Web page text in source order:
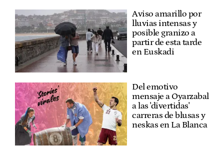
Aviso amarillo por
lluvias intensas y
posible granizo a
partir de esta tarde
en Euskadi
Del emotivo
mensaje a Oyarzabal
a las 'divertidas'
carreras de blusas y
neskas en La Blanca